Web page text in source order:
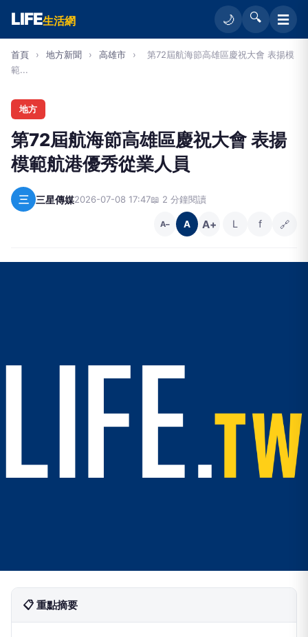
LIFE生活網 🌙 🔍 ☰
首頁 › 地方新聞 › 高雄市 ›
第72屆航海節高雄區慶祝大會 表揚模
範...
地方
第72屆航海節高雄區慶祝大會 表揚
模範航港優秀從業人員
三 三星傳媒2026-07-08 17:47📖 2 分鐘閱讀
A− A A+ L f 🔗
📋 重點摘要